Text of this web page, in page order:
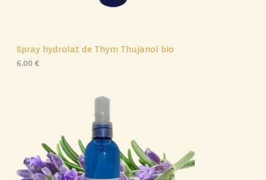
Spray hydrolat de Thym Thujanol bio
6,00 €